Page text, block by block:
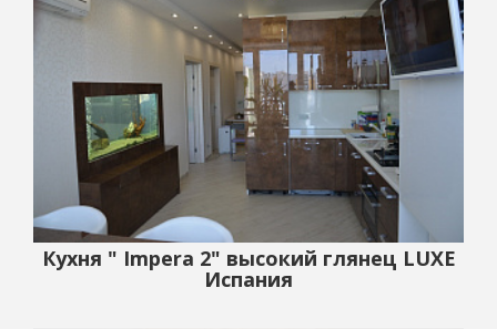
Кухня " Impera 2" высокий глянец LUXE
Испания